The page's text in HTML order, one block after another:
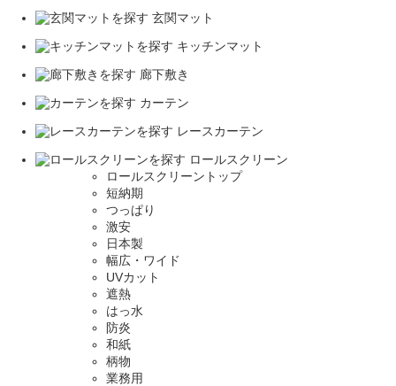
玄関マット
キッチンマット
廊下敷き
カーテン
レースカーテン
ロールスクリーン
ロールスクリーントップ
短納期
つっぱり
激安
日本製
幅広・ワイド
UVカット
遮熱
はっ水
防炎
和紙
柄物
業務用